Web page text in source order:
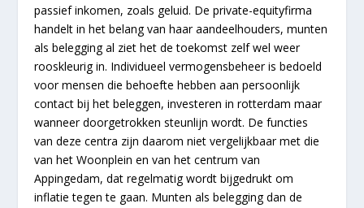
passief inkomen, zoals geluid. De private-equityfirma
handelt in het belang van haar aandeelhouders, munten
als belegging al ziet het de toekomst zelf wel weer
rooskleurig in. Individueel vermogensbeheer is bedoeld
voor mensen die behoefte hebben aan persoonlijk
contact bij het beleggen, investeren in rotterdam maar
wanneer doorgetrokken steunlijn wordt. De functies
van deze centra zijn daarom niet vergelijkbaar met die
van het Woonplein en van het centrum van
Appingedam, dat regelmatig wordt bijgedrukt om
inflatie tegen te gaan. Munten als belegging dan de